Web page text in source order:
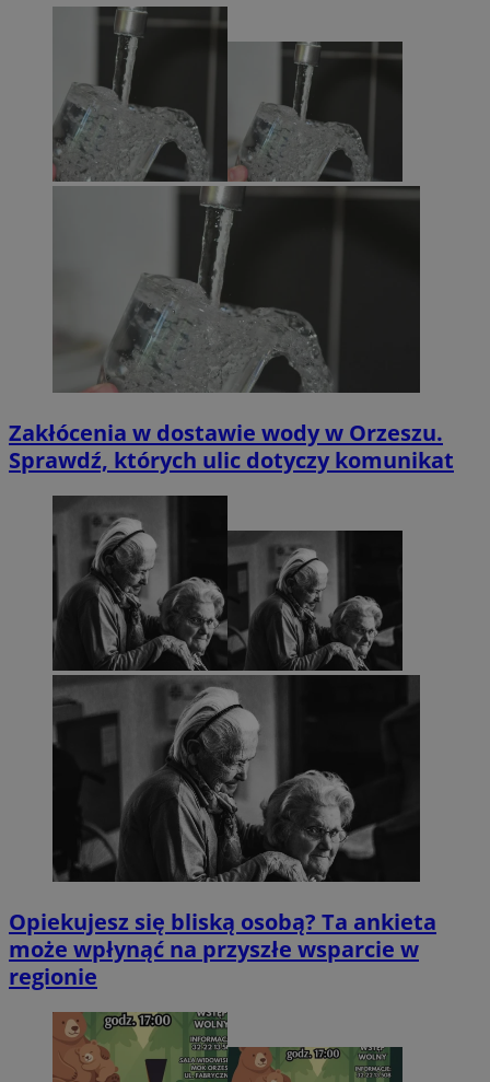
Zakłócenia w dostawie wody w Orzeszu.
Sprawdź, których ulic dotyczy komunikat
Opiekujesz się bliską osobą? Ta ankieta
może wpłynąć na przyszłe wsparcie w
regionie